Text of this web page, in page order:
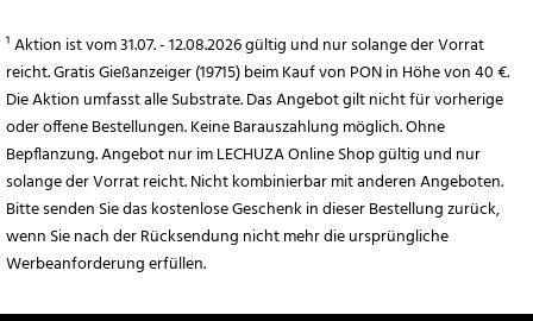
¹ Aktion ist vom 31.07. - 12.08.2026 gültig und nur solange der Vorrat
reicht. Gratis Gießanzeiger (19715) beim Kauf von PON in Höhe von 40 €.
Die Aktion umfasst alle Substrate. Das Angebot gilt nicht für vorherige
oder offene Bestellungen. Keine Barauszahlung möglich. Ohne
Bepflanzung. Angebot nur im LECHUZA Online Shop gültig und nur
solange der Vorrat reicht. Nicht kombinierbar mit anderen Angeboten.
Bitte senden Sie das kostenlose Geschenk in dieser Bestellung zurück,
wenn Sie nach der Rücksendung nicht mehr die ursprüngliche
Werbeanforderung erfüllen.